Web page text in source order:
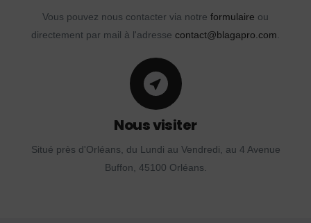
Vous pouvez nous contacter via notre formulaire ou
directement par mail à l'adresse contact@blagapro.com.
Nous visiter
Situé près d'Orléans, du Lundi au Vendredi, au 4 Avenue
Buffon, 45100 Orléans.